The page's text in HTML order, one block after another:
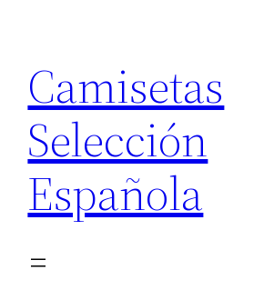
contenido
Camisetas
Selección
Española